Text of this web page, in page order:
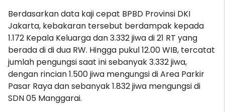
Berdasarkan data kaji cepat BPBD Provinsi DKI
Jakarta, kebakaran tersebut berdampak kepada
1.172 Kepala Keluarga dan 3.332 jiwa di 21 RT yang
berada di di dua RW. Hingga pukul 12.00 WIB, tercatat
jumlah pengungsi saat ini sebanyak 3.332 jiwa,
dengan rincian 1.500 jiwa mengungsi di Area Parkir
Pasar Raya dan sebanyak 1.832 jiwa mengungsi di
SDN 05 Manggarai.